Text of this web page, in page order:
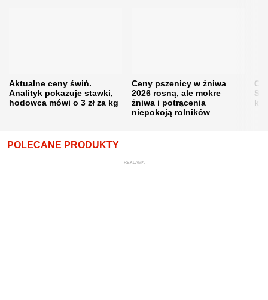
Aktualne ceny świń.
Analityk pokazuje stawki,
hodowca mówi o 3 zł za kg
Ceny pszenicy w żniwa
2026 rosną, ale mokre
żniwa i potrącenia
niepokoją rolników
POLECANE PRODUKTY
REKLAMA